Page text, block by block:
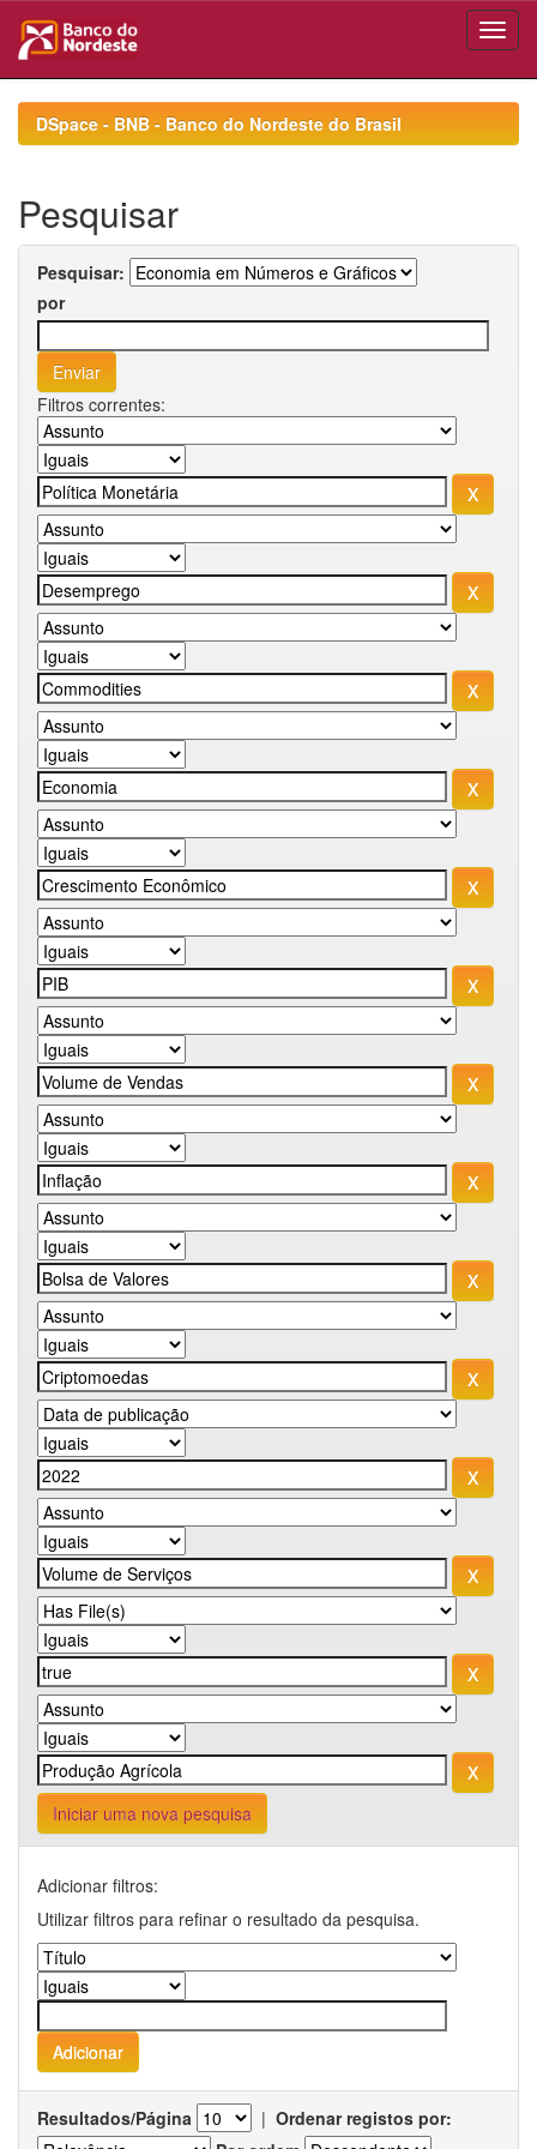
navigationDSpace - BNB - Banco do Nordeste do Brasil
Pesquisar
Pesquisar:
por
Filtros correntes:
Iniciar uma nova pesquisa
Adicionar filtros:
Utilizar filtros para refinar o resultado da pesquisa.
Resultados/Página | Ordenar registos por: